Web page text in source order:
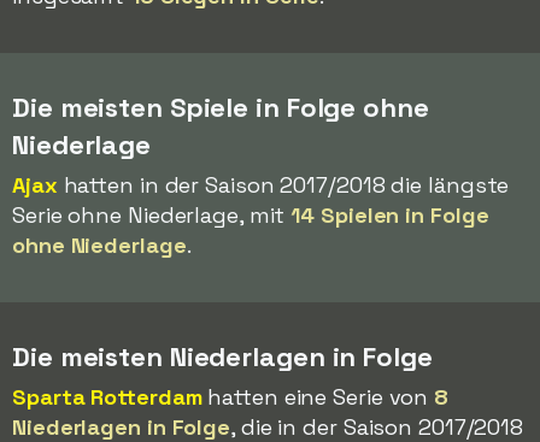
Die meisten Spiele in Folge ohne
Niederlage
Ajax hatten in der Saison 2017/2018 die längste
Serie ohne Niederlage, mit14 Spielen in Folge
ohne Niederlage.
Die meisten Niederlagen in Folge
Sparta Rotterdamhatten eine Serie von 8
Niederlagen in Folge, die in der Saison 2017/2018